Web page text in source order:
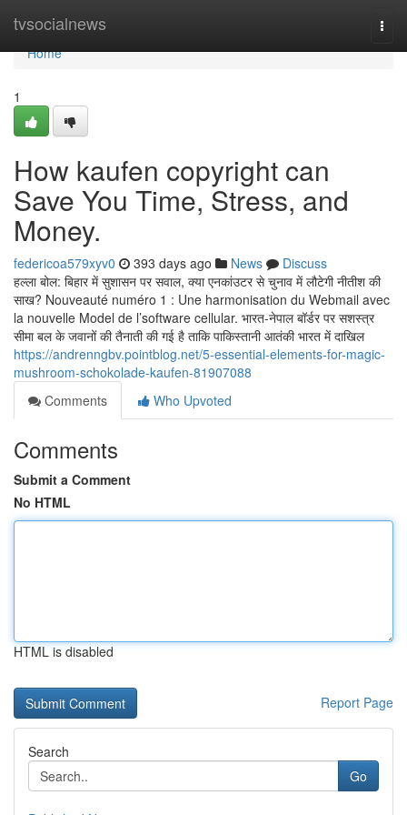
tvsocialnews
Home
Home
1
How kaufen copyright can
Save You Time, Stress, and
Money.
federicoa579xyv0 393 days ago News
Discuss
हल्ला बोल: बिहार में सुशासन पर सवाल, क्या एनकांउटर से चुनाव में लौटेगी नीतीश की
साख? Nouveauté numéro 1 : Une harmonisation du Webmail avec
la nouvelle Model de l’software cellular. भारत-नेपाल बॉर्डर पर सशस्त्र
सीमा बल के जवानों की तैनाती की गई है ताकि पाकिस्तानी आतंकी भारत में दाखिल
https://andrenngbv.pointblog.net/5-essential-elements-for-magic-
mushroom-schokolade-kaufen-81907088
Comments
Who Upvoted
Comments
Submit a Comment
No HTML
HTML is disabled
Report Page
Search
Go